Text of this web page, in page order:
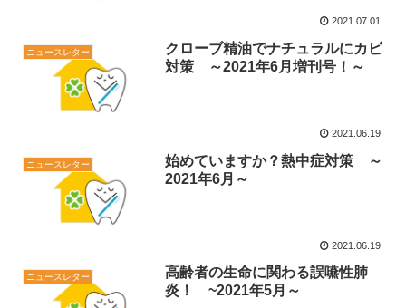
2021.07.01
ニュースレター
クローブ精油でナチュラルにカビ
対策 ～2021年6月増刊号！～
2021.06.19
ニュースレター
始めていますか？熱中症対策 ～
2021年6月～
2021.06.19
ニュースレター
高齢者の生命に関わる誤嚥性肺
炎！ ~2021年5月～